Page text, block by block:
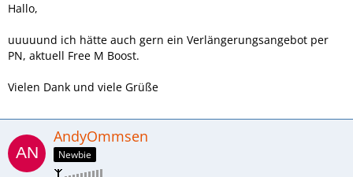
Hallo,
uuuuund ich hätte auch gern ein Verlängerungsangebot per
PN, aktuell Free M Boost.
Vielen Dank und viele Grüße
AndyOmmsen
Newbie